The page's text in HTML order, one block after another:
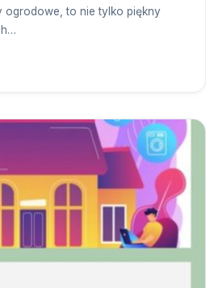
ogrodowe, to nie tylko piękny